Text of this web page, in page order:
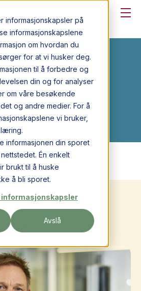
informasjonskapsler på
informasjonskapslene
om hvordan du
for at vi husker deg.
til å forbedre og
din og for analyser
om våre besøkende
og andre medier. For å
vi bruker,
informasjonen din sporet
Én enkelt
brukt til å huske
å bli sporet.
Avslå
Programvare
som Matriks tilbyr krever
og data analyse.
|
produktspesialist